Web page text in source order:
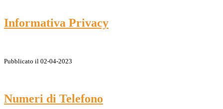
Informativa Privacy
Pubblicato il 02-04-2023
Numeri di Telefono